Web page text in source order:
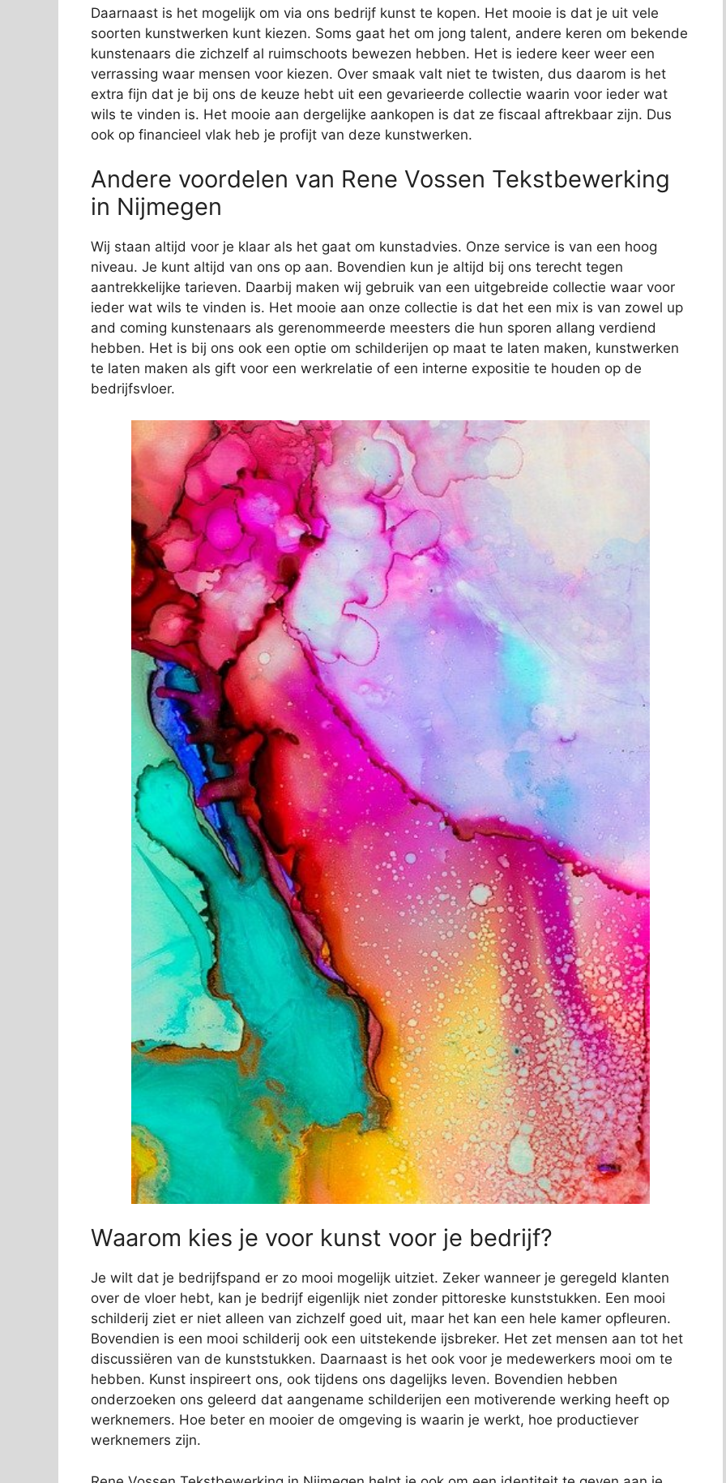
Daarnaast is het mogelijk om via ons bedrijf kunst te kopen. Het mooie is dat je uit vele
soorten kunstwerken kunt kiezen. Soms gaat het om jong talent, andere keren om bekende
kunstenaars die zichzelf al ruimschoots bewezen hebben. Het is iedere keer weer een
verrassing waar mensen voor kiezen. Over smaak valt niet te twisten, dus daarom is het
extra fijn dat je bij ons de keuze hebt uit een gevarieerde collectie waarin voor ieder wat
wils te vinden is. Het mooie aan dergelijke aankopen is dat ze fiscaal aftrekbaar zijn. Dus
ook op financieel vlak heb je profijt van deze kunstwerken.
Andere voordelen van Rene Vossen Tekstbewerking
in Nijmegen
Wij staan altijd voor je klaar als het gaat om kunstadvies. Onze service is van een hoog
niveau. Je kunt altijd van ons op aan. Bovendien kun je altijd bij ons terecht tegen
aantrekkelijke tarieven. Daarbij maken wij gebruik van een uitgebreide collectie waar voor
ieder wat wils te vinden is. Het mooie aan onze collectie is dat het een mix is van zowel up
and coming kunstenaars als gerenommeerde meesters die hun sporen allang verdiend
hebben. Het is bij ons ook een optie om schilderijen op maat te laten maken, kunstwerken
te laten maken als gift voor een werkrelatie of een interne expositie te houden op de
bedrijfsvloer.
Waarom kies je voor kunst voor je bedrijf?
Je wilt dat je bedrijfspand er zo mooi mogelijk uitziet. Zeker wanneer je geregeld klanten
over de vloer hebt, kan je bedrijf eigenlijk niet zonder pittoreske kunststukken. Een mooi
schilderij ziet er niet alleen van zichzelf goed uit, maar het kan een hele kamer opfleuren.
Bovendien is een mooi schilderij ook een uitstekende ijsbreker. Het zet mensen aan tot het
discussiëren van de kunststukken. Daarnaast is het ook voor je medewerkers mooi om te
hebben. Kunst inspireert ons, ook tijdens ons dagelijks leven. Bovendien hebben
onderzoeken ons geleerd dat aangename schilderijen een motiverende werking heeft op
werknemers. Hoe beter en mooier de omgeving is waarin je werkt, hoe productiever
werknemers zijn.